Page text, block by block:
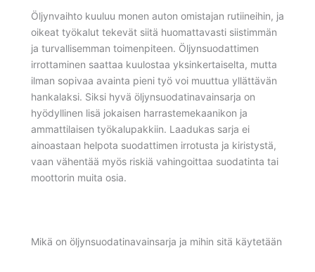
Öljynvaihto kuuluu monen auton omistajan rutiineihin, ja
oikeat työkalut tekevät siitä huomattavasti siistimmän
ja turvallisemman toimenpiteen. Öljynsuodattimen
irrottaminen saattaa kuulostaa yksinkertaiselta, mutta
ilman sopivaa avainta pieni työ voi muuttua yllättävän
hankalaksi. Siksi hyvä öljynsuodatinavainsarja on
hyödyllinen lisä jokaisen harrastemekaanikon ja
ammattilaisen työkalupakkiin. Laadukas sarja ei
ainoastaan helpota suodattimen irrotusta ja kiristystä,
vaan vähentää myös riskiä vahingoittaa suodatinta tai
moottorin muita osia.
Mikä on öljynsuodatinavainsarja ja mihin sitä käytetään